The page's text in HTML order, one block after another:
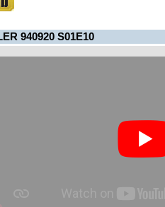
940920 S01E10